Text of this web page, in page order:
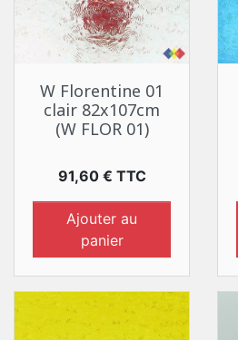
W Florentine 01
clair 82x107cm
(W FLOR 01)
Prix
91,60 € TTC
Ajouter au
panier